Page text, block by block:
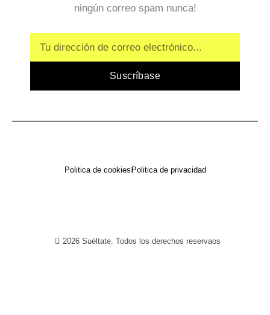
ningún correo spam nunca!
Email
Suscríbase
Politica de cookiesPolitica de privacidad
2026 Suéltate. Todos los derechos reservaos